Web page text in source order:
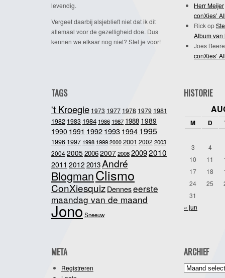
levendig.
Vergeet daarbij alsjeblieft niet dat ik dit
allemaal voor de gezelligheid doe. Dus
kennen we elkaar nog niet? Stel je voor!
Herr Meijer
conXies’
Rickop
Album van
Joes
conXies’
TAGS
't Kroegie 1973 1977 1978 1979 1981
1982 1983 1984 1986 1987 1988 1989
1990 1991 19921993 1994 1995
1996 1997 1998 1999 2000 2001 2002 2003
20042005 20062007200820092010
2011 2012 2013André
BlogmanClismo
ConXiesquiz Denneseerste
maandag van de maand
JonoSneeuw
HISTORIE
M D
3
4
10
11
17
18
24
25
31
« jun
META
Registreren
ARCHIEF
Archief